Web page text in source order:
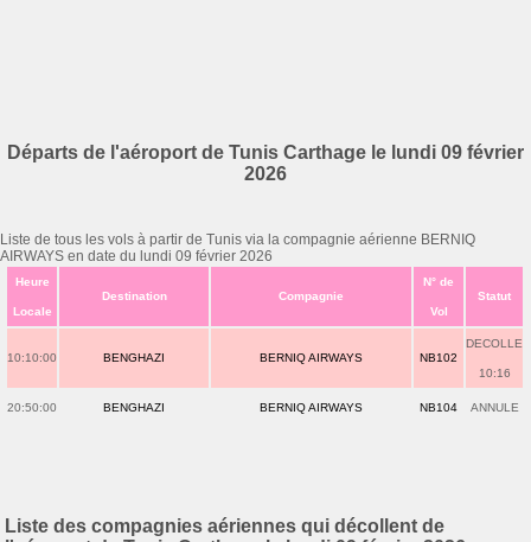
Départs de l'aéroport de Tunis Carthage le lundi 09 février
2026
Liste de tous les vols à partir de Tunis via la compagnie aérienne BERNIQ
AIRWAYS en date du lundi 09 février 2026
Heure
Locale
Destination Compagnie
N° de
Vol
Statut
10:10:00 BENGHAZI BERNIQ AIRWAYS NB102
DECOLLE
10:16
20:50:00 BENGHAZI BERNIQ AIRWAYS NB104 ANNULE
Liste des compagnies aériennes qui décollent de